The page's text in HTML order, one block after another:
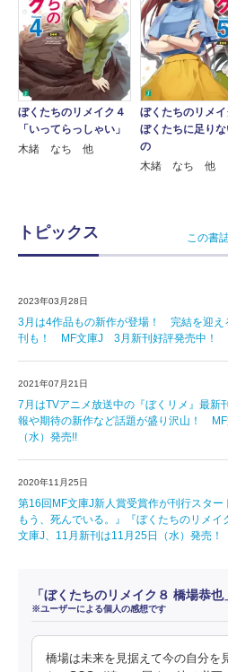
ぼくたちのリメイク４
「いってらっしゃい」
木緒 なち 他
ぼくたちのリメイ
ぼくたちに足りな
の
木緒 なち 他
トピックス この書
2023年03月28日
3月は4作品もの新作が登場！ 完結を迎え
刊も！ MF文庫J 3月新刊好評発売中！
2021年07月21日
7月はTVアニメ放送中の『ぼくリメ』最新
報や期待の新作など話題が盛り沢山！
（水）発売!!
2020年11月25日
第16回MF文庫J新人賞受賞作が刊行スタ
もう、死んでいる。』『ぼくたちのリメ
文庫J、11月新刊は11月25日（水）発売！
「ぼくたちのリメイク８ 橋場恭
※ユーザーによる個人の感想です
橋場は未来を見据えて今の自分を